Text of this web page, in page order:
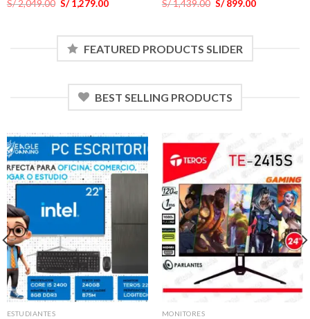
S/2,049.00 El
precio
S/ 2,049.00.
S/1,279.00El
S/ 1,279.00.
S/1,439.00 El
S/ 1,439.00.
S/899.00El
FEATURED PRODUCTS SLIDER
BEST SELLING PRODUCTS
ESTUDIANTES MONITORES